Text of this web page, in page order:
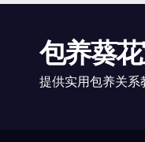
包养葵
提供实用包养关系